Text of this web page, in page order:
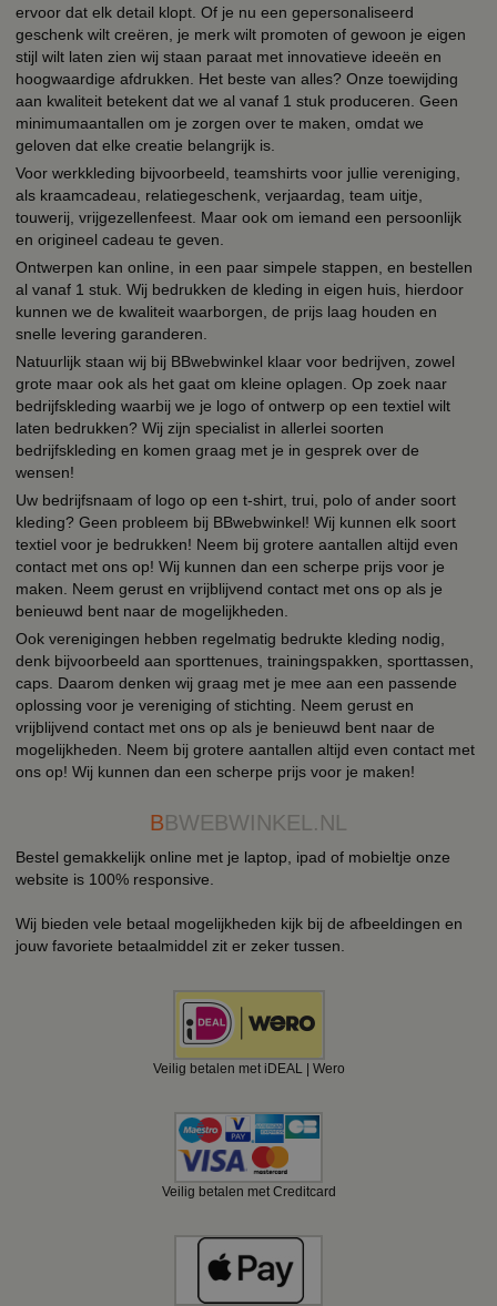
ervoor dat elk detail klopt. Of je nu een gepersonaliseerd
geschenk wilt creëren, je merk wilt promoten of gewoon je eigen
stijl wilt laten zien wij staan paraat met innovatieve ideeën en
hoogwaardige afdrukken. Het beste van alles? Onze toewijding
aan kwaliteit betekent dat we al vanaf 1 stuk produceren. Geen
minimumaantallen om je zorgen over te maken, omdat we
geloven dat elke creatie belangrijk is.
Voor werkkleding bijvoorbeeld, teamshirts voor jullie vereniging,
als kraamcadeau, relatiegeschenk, verjaardag, team uitje,
touwerij, vrijgezellenfeest. Maar ook om iemand een persoonlijk
en origineel cadeau te geven.
Ontwerpen kan online, in een paar simpele stappen, en bestellen
al vanaf 1 stuk. Wij bedrukken de kleding in eigen huis, hierdoor
kunnen we de kwaliteit waarborgen, de prijs laag houden en
snelle levering garanderen.
Natuurlijk staan wij bij BBwebwinkel klaar voor bedrijven, zowel
grote maar ook als het gaat om kleine oplagen. Op zoek naar
bedrijfskleding waarbij we je logo of ontwerp op een textiel wilt
laten bedrukken? Wij zijn specialist in allerlei soorten
bedrijfskleding en komen graag met je in gesprek over de
wensen!
Uw bedrijfsnaam of logo op een t-shirt, trui, polo of ander soort
kleding? Geen probleem bij BBwebwinkel! Wij kunnen elk soort
textiel voor je bedrukken! Neem bij grotere aantallen altijd even
contact met ons op! Wij kunnen dan een scherpe prijs voor je
maken. Neem gerust en vrijblijvend contact met ons op als je
benieuwd bent naar de mogelijkheden.
Ook verenigingen hebben regelmatig bedrukte kleding nodig,
denk bijvoorbeeld aan sporttenues, trainingspakken, sporttassen,
caps. Daarom denken wij graag met je mee aan een passende
oplossing voor je vereniging of stichting. Neem gerust en
vrijblijvend contact met ons op als je benieuwd bent naar de
mogelijkheden. Neem bij grotere aantallen altijd even contact met
ons op! Wij kunnen dan een scherpe prijs voor je maken!
BBWEBWINKEL.NL
Bestel gemakkelijk online met je laptop, ipad of mobieltje onze
website is 100% responsive.
Wij bieden vele betaal mogelijkheden kijk bij de afbeeldingen en
jouw favoriete betaalmiddel zit er zeker tussen.
Veilig betalen met iDEAL | Wero
Veilig betalen met Creditcard